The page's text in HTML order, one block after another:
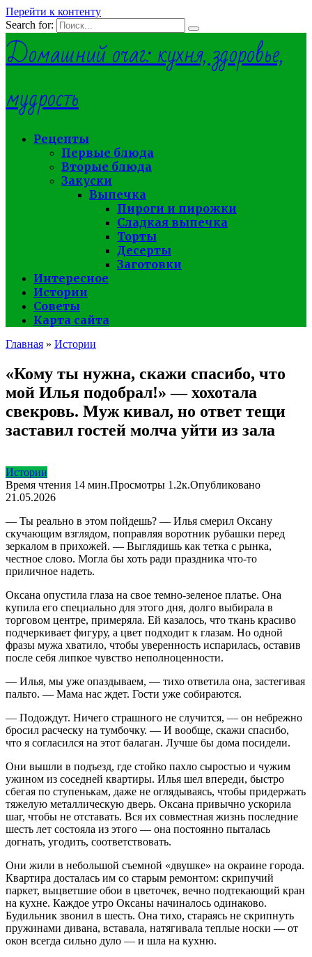
Перейти к контенту
Search for:
Домашний очаг: кухня, здоровье,
мудрость
Рецепты
Первые блюда
Вторые блюда
Закуски
Выпечка
Пироги и пирожки
Сладкая выпечка
Торты
Десерты
Заготовки
Интересное
Истории
Советы
Карта сайта
Главная » Истории
«Кому ты нужна, скажи спасибо, что
мой Илья подобрал!» — хохотала
свекровь. Муж кивал, но ответ тещи
заставил гостей молча уйти из зала
Истории
Время чтения 14 мин.Просмотры 1.2к.Опубликовано
21.05.2026
— Ты реально в этом пойдешь? — Илья смерил Оксану
скучающим взглядом, поправляя воротник рубашки перед
зеркалом в прихожей. — Выглядишь как тетка с рынка,
честное слово. Могла бы хоть ради праздника что-то
приличное надеть.
Оксана опустила глаза на свое темно-зеленое платье. Она
купила его специально для этого дня, долго выбирала в
торговом центре, примеряла. Ей казалось, что ткань красиво
подчеркивает фигуру, а цвет подходит к глазам. Но одной
фразы мужа хватило, чтобы уверенность испарилась, оставив
после себя липкое чувство неполноценности.
— Илья, мы уже опаздываем, — тихо ответила она, застегивая
пальто. — Мама нас ждет. Гости уже собираются.
— Подождут. Ничего страшного не случится, — он небрежно
бросил расческу на тумбочку. — И вообще, скажи спасибо,
что я согласился на этот балаган. Лучше бы дома посидели.
Они вышли в подъезд, где стойко пахло сыростью и чужим
ужином из соседней квартиры. Илья шел впереди, быстро
сбегая по ступенькам, даже не оглядываясь, чтобы придержать
тяжелую металлическую дверь. Оксана привычно ускорила
шаг, чтобы не отставать. Вся их совместная жизнь последние
шесть лет состояла из этого — она постоянно пыталась
догнать, угодить, соответствовать.
Они жили в небольшой съемной «двушке» на окраине города.
Квартира досталась им со старым ремонтом: скрипучий
паркет, выцветшие обои в цветочек, вечно подтекающий кран
на кухне. Каждое утро Оксаны начиналось одинаково.
Будильник звонил в шесть. Она тихо, стараясь не скрипнуть
пружинами дивана, вставала, натягивала теплые носки — от
окон всегда сильно дуло — и шла на кухню.